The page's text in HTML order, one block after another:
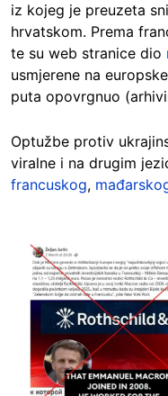
iz kojeg je preuzeta
hrvatskom. Prema
te su web stranice dio
usmjerene na
puta opovrgnuo
Optužbe protiv
viralne i na drugim
francuskog,
Image